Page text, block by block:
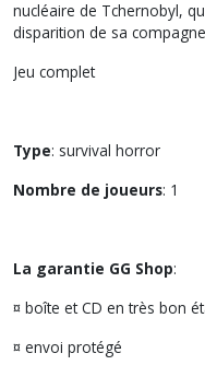
nucléaire de Tchernobyl,
disparition de sa
Jeu complet
Type: survival horror
Nombre de joueurs: 1
La garantie GG Shop:
¤ boîte et CD en très bon
¤ envoi protégé